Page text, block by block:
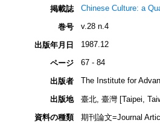
掲載誌 Chinese Culture: a
巻号 v.28 n.4
出版年月日 1987.12
ページ 67 - 84
出版者 The Institute for
出版地
臺北, 臺灣 [Taipei,
資料の種類
期刊論文=Journal